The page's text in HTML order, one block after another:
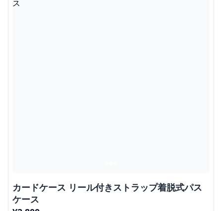
カードケース リール付きストラップ着脱式パス
ケース